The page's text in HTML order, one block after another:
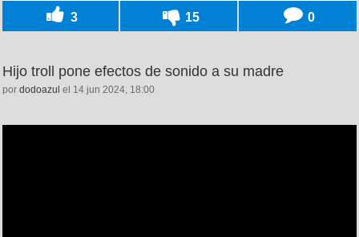
3 15 0
Hijo troll pone efectos de sonido a su madre
por dodoazul el 14 jun 2024, 18:00